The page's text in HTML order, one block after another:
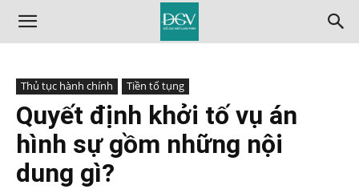
Thủ tục hành chính Tiền tố tụng
Quyết định khởi tố vụ án
hình sự gồm những nội
dung gì?